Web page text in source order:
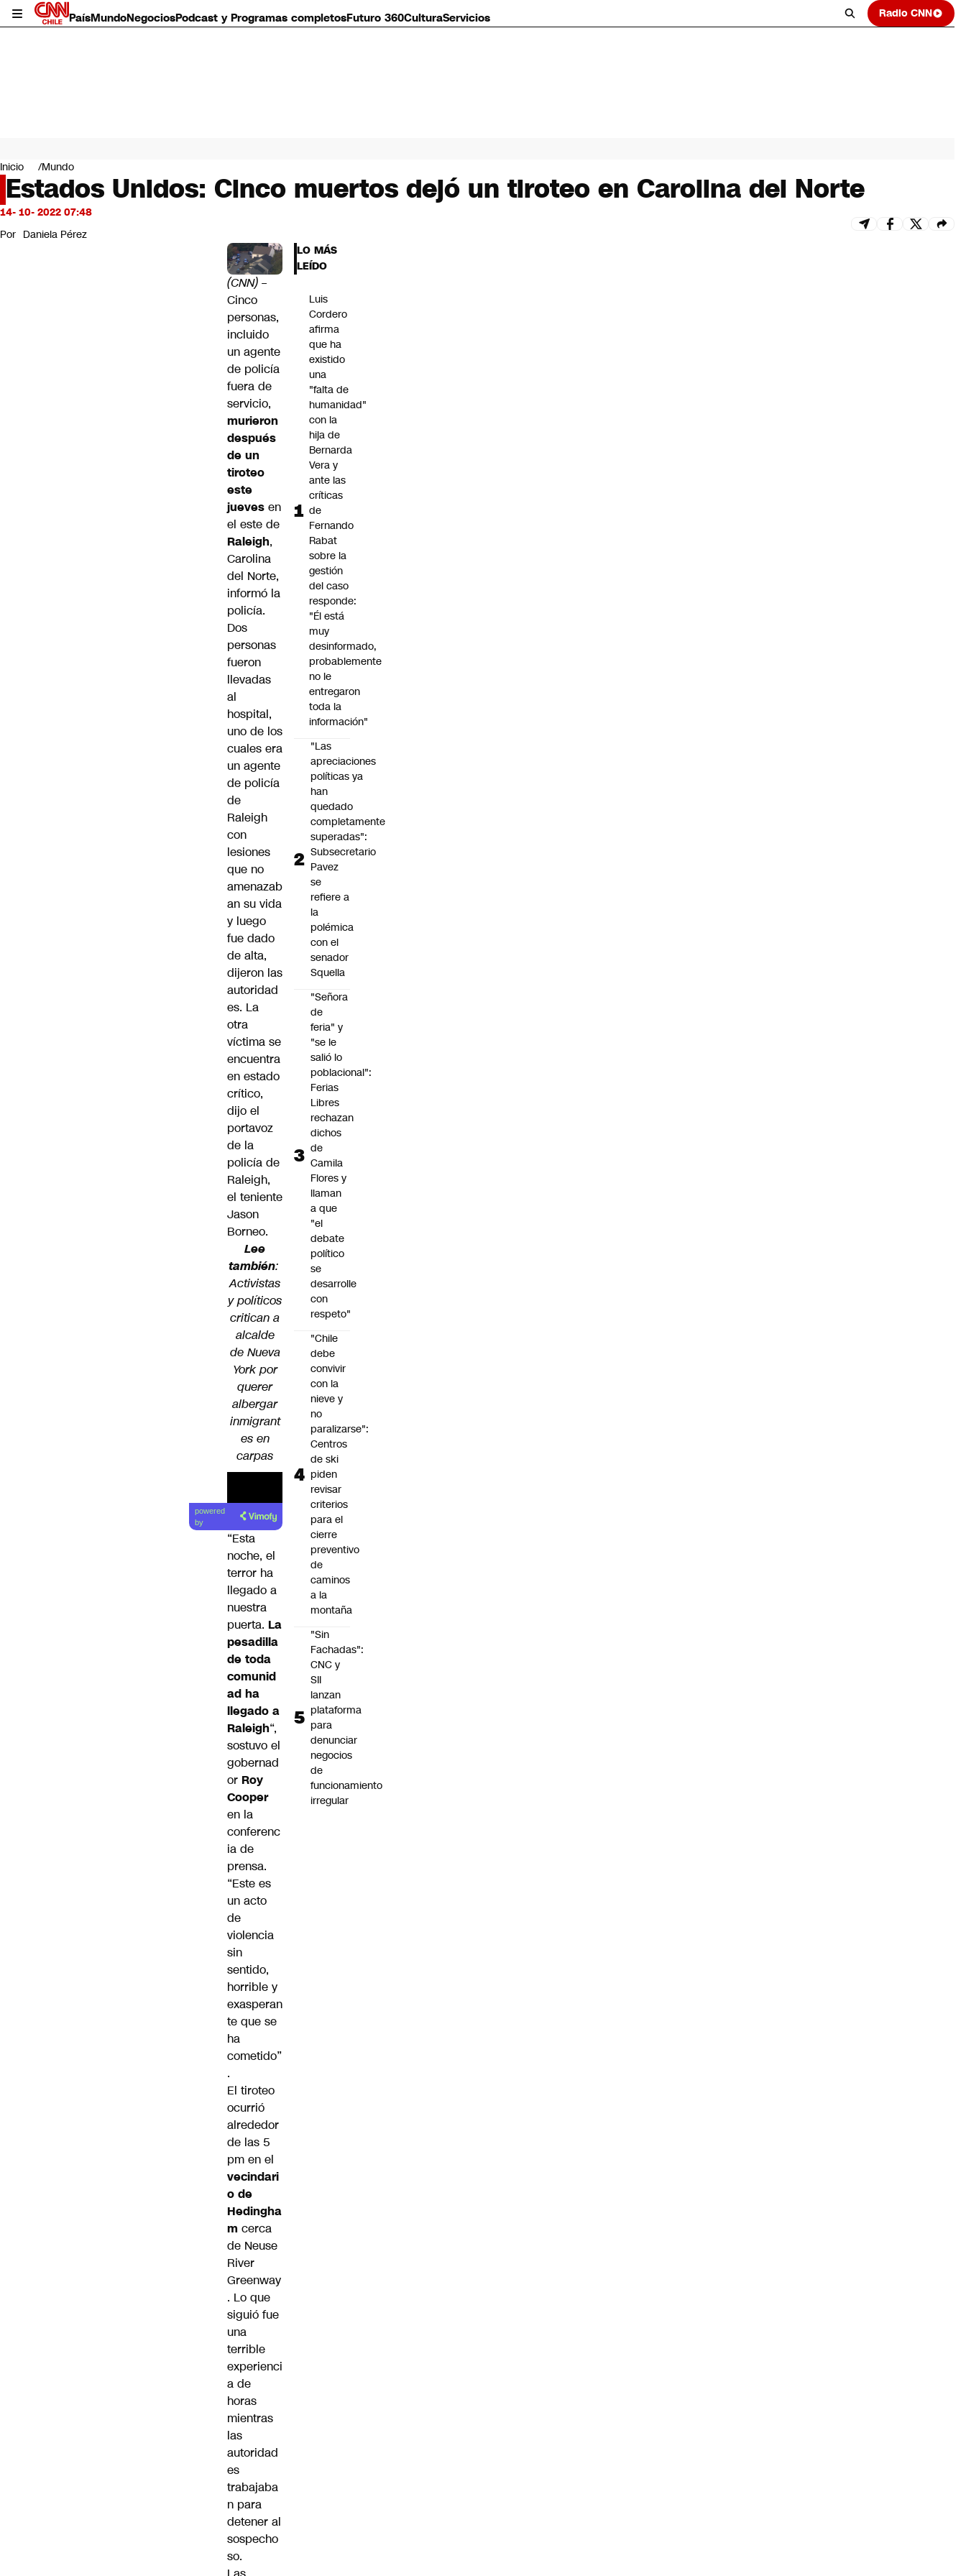
PaísMundoNegociosPodcast y Programas completosFuturo 360CulturaServicios Radio CNN
Mundo
Negocios
Deportes
Programas completos
Servicios
Inicio Mundo
Estados Unidos: Cinco muertos dejó un tiroteo en Carolina del Norte
14- 10- 2022 07:48
Por Daniela Pérez
(CNN) –
Cinco
personas,
incluido
un agente
de policía
fuera de
servicio,
murieron
después
de un
tiroteo
este
jueves en
el este de
Raleigh,
Carolina
del Norte,
informó la
policía.
Dos
personas
fueron
llevadas
al
hospital,
uno de los
cuales era
un agente
de policía
de
Raleigh
con
lesiones
que no
amenazab
an su vida
y luego
fue dado
de alta,
dijeron las
autoridad
es. La
otra
víctima se
encuentra
en estado
crítico,
dijo el
portavoz
de la
policía de
Raleigh,
el teniente
Jason
Borneo.
Lee
también:
Activistas
y políticos
critican a
alcalde
de Nueva
York por
querer
albergar
inmigrant
es en
carpas
powered
by
“Esta
noche, el
terror ha
llegado a
nuestra
puerta. La
pesadilla
de toda
comunid
ad ha
llegado a
Raleigh“,
sostuvo el
gobernad
or Roy
Cooper
en la
conferenc
ia de
prensa.
“Este es
un acto
de
violencia
sin
sentido,
horrible y
exasperan
te que se
ha
cometido”
.
El tiroteo
ocurrió
alrededor
de las 5
pm en el
vecindari
o de
Hedingha
m cerca
de Neuse
River
Greenway
. Lo que
siguió fue
una
terrible
experienci
a de
horas
mientras
las
autoridad
es
trabajaba
n para
detener al
sospecho
so.
LO MÁS
LEÍDO
Luis
Cordero
afirma
que ha
existido
una
"falta de
humanidad"
con la
hija de
Bernarda
Vera y
ante las
críticas
de
Fernando
Rabat
sobre la
gestión
del caso
responde:
"Él está
muy
desinformado,
probablemente
no le
entregaron
toda la
información"
"Las
apreciaciones
políticas ya
han
quedado
completamente
superadas":
Subsecretario
Pavez
se
refiere a
la
polémica
con el
senador
Squella
"Señora
de
feria" y
"se le
salió lo
poblacional":
Ferias
Libres
rechazan
dichos
de
Camila
Flores y
llaman
a que
"el
debate
político
se
desarrolle
con
respeto"
"Chile
debe
convivir
con la
nieve y
no
paralizarse":
Centros
de ski
piden
revisar
criterios
para el
cierre
preventivo
de
caminos
a la
montaña
"Sin
Fachadas":
CNC y
SII
lanzan
plataforma
para
denunciar
negocios
de
funcionamiento
irregular